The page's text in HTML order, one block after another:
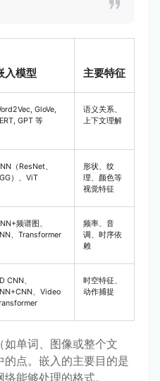
入模型 主要特征
GloVe,
GPT 等
语义关系、
上下文理解
（ResNet、
）、ViT
形状、纹
理、颜色等
视觉特征
频谱图、
、Transformer
频率、音
调、时序依
赖
CNN、
、Video
时空特征、
动作捕捉
单词、图像或整个文
点。嵌入的主要目的是
能够处理的格式。